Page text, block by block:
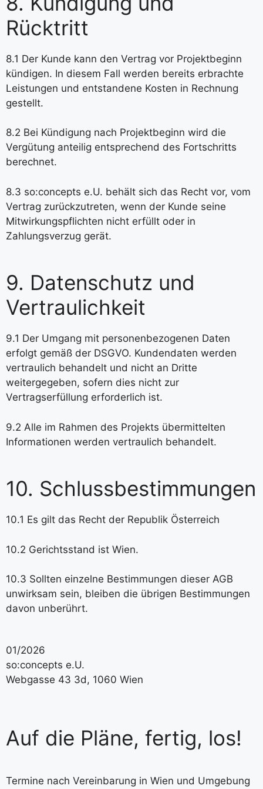
Rücktritt
8.1 Der Kunde kann den Vertrag vor Projektbeginn
kündigen. In diesem Fall werden bereits erbrachte
Leistungen und entstandene Kosten in Rechnung
gestellt.
8.2 Bei Kündigung nach Projektbeginn wird die
Vergütung anteilig entsprechend des Fortschritts
berechnet.
8.3 so:concepts e.U. behält sich das Recht vor, vom
Vertrag zurückzutreten, wenn der Kunde seine
Mitwirkungspflichten nicht erfüllt oder in
Zahlungsverzug gerät.
9. Datenschutz und
Vertraulichkeit
9.1 Der Umgang mit personenbezogenen Daten
erfolgt gemäß der DSGVO. Kundendaten werden
vertraulich behandelt und nicht an Dritte
weitergegeben, sofern dies nicht zur
Vertragserfüllung erforderlich ist.
9.2 Alle im Rahmen des Projekts übermittelten
Informationen werden vertraulich behandelt.
10. Schlussbestimmungen
10.1 Es gilt das Recht der Republik Österreich
10.2 Gerichtsstand ist Wien.
10.3 Sollten einzelne Bestimmungen dieser AGB
unwirksam sein, bleiben die übrigen Bestimmungen
davon unberührt.
01/2026
so:concepts e.U.
Webgasse 43 3d, 1060 Wien
Auf die Pläne, fertig, los!
Termine nach Vereinbarung in Wien und Umgebung